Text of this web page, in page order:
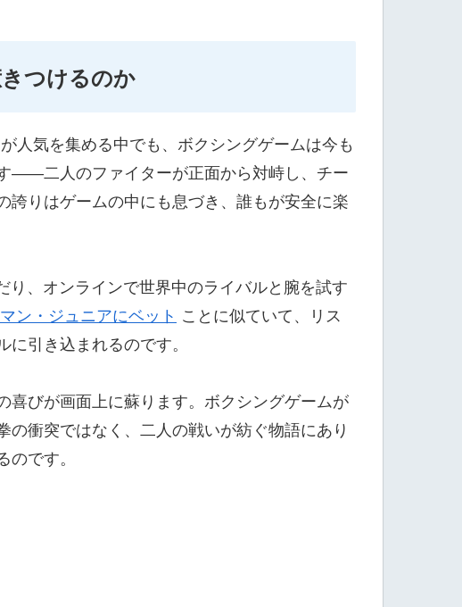
つけるのか
人気を集める中でも、ボクシングゲームは今も
――二人のファイターが正面から対峙し、チー
誇りはゲームの中にも息づき、誰もが安全に楽
、オンラインで世界中のライバルと腕を試す
ン・ジュニアにベット ことに似ていて、リス
引き込まれるのです。
びが画面上に蘇ります。ボクシングゲームが
衝突ではなく、二人の戦いが紡ぐ物語にあり
です。